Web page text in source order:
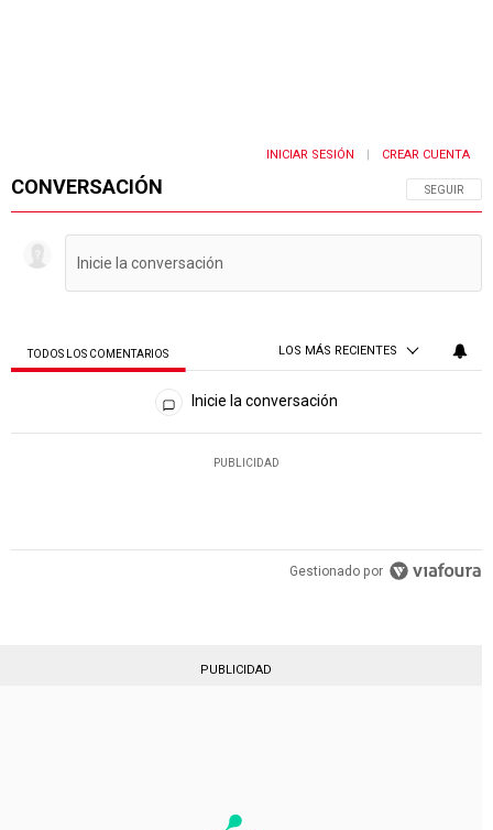
CONVERSACIÓN SIGA ESTA
SEGUIR
INICIAR SESIÓN CREAR CUENTA
TODOS LOS COMENTARIOS LOS MÁS RECIENTES
Todos los comentarios
Inicie la conversación
PUBLICIDAD
Gestionado por
PUBLICIDAD